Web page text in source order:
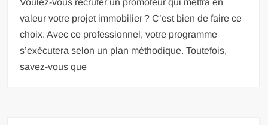
valeur votre projet immobilier ? C’est bien de faire ce
choix. Avec ce professionnel, votre programme
s’exécutera selon un plan méthodique. Toutefois,
savez-vous que